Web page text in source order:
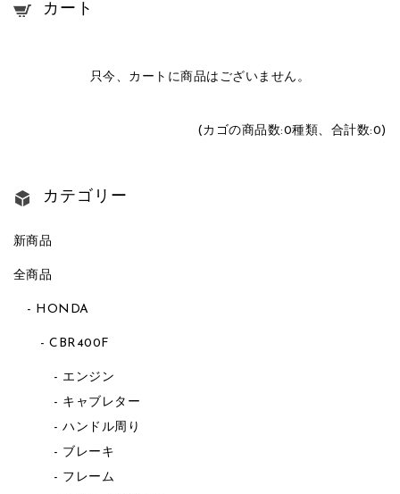
カート
只今、カートに商品はございません。
(カゴの商品数:0種類、合計数:0)
カテゴリー
新商品
全商品
HONDA
CBR400F
エンジン
キャブレター
ハンドル周り
ブレーキ
フレーム